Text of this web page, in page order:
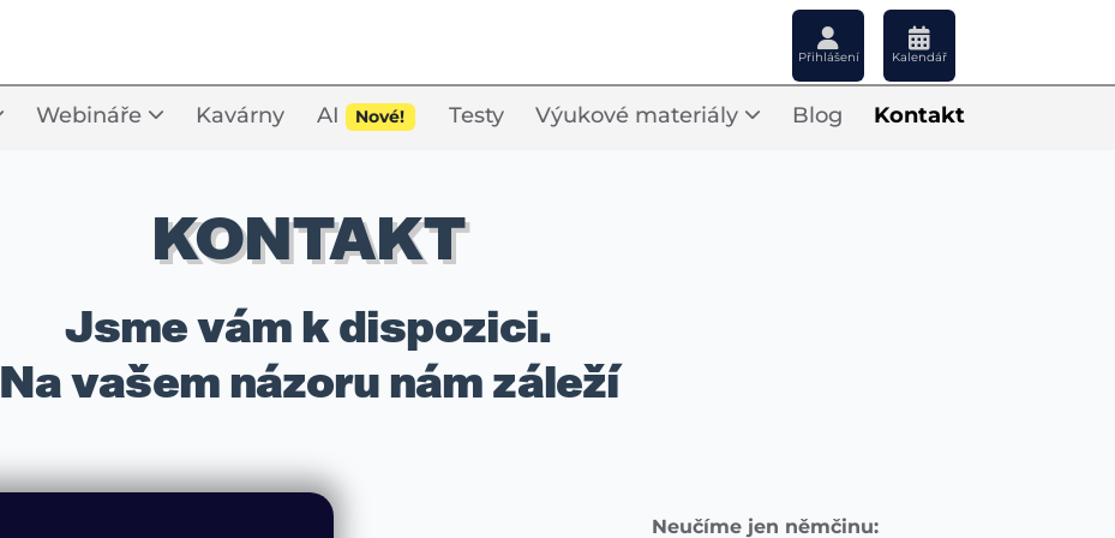
Přihlášení Kalendář
Webináře Kavárny AI Nové! Testy Výukové materiály Blog Kontakt
KONTAKT
Jsme vám k dispozici.
Na vašem názoru nám záleží
Neučíme jen němčinu: